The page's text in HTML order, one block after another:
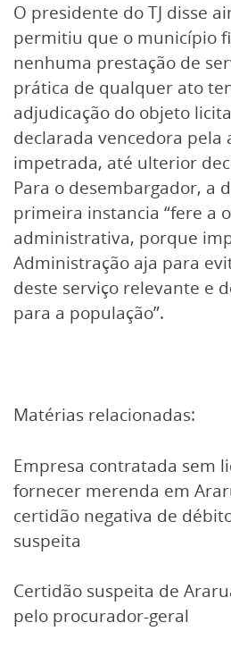
O presidente do TJ disse
permitiu que o município
nenhuma prestação de
prática de qualquer ato
adjudicação do objeto
declarada vencedora pela
impetrada, até ulterior
Para o desembargador, a
primeira instancia “fere a
administrativa, porque
Administração aja para
deste serviço relevante e
para a população”.
Matérias relacionadas:
Empresa contratada sem
fornecer merenda em
certidão negativa de
suspeita
Certidão suspeita de
pelo procurador-geral